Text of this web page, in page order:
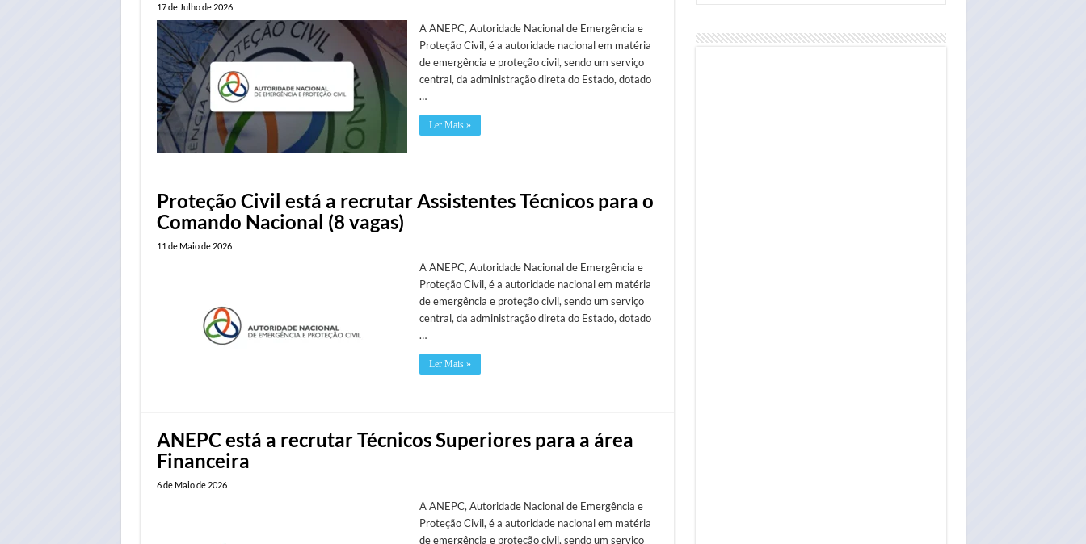
17 de Julho de 2026
A ANEPC, Autoridade Nacional de Emergência e
Proteção Civil, é a autoridade nacional em matéria
de emergência e proteção civil, sendo um serviço
central, da administração direta do Estado, dotado
…
Ler Mais »
Proteção Civil está a recrutar Assistentes Técnicos para o
Comando Nacional (8 vagas)
11 de Maio de 2026
A ANEPC, Autoridade Nacional de Emergência e
Proteção Civil, é a autoridade nacional em matéria
de emergência e proteção civil, sendo um serviço
central, da administração direta do Estado, dotado
…
Ler Mais »
ANEPC está a recrutar Técnicos Superiores para a área
Financeira
6 de Maio de 2026
A ANEPC, Autoridade Nacional de Emergência e
Proteção Civil, é a autoridade nacional em matéria
de emergência e proteção civil, sendo um serviço